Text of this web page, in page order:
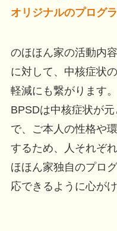
オリジナルのプログ
のほほん家の活動内
に対して、中核症状
軽減​にも繋がります。
BPSDは中核症状が
で、ご本人の性格や
するため、人それぞ
ほほん家独自のプロ
応できるように心がけ